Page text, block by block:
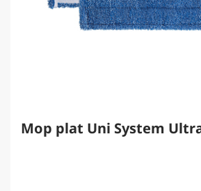
Mop plat Uni System